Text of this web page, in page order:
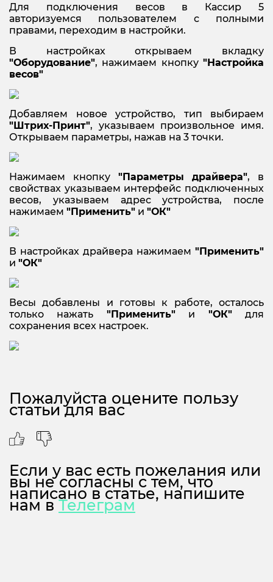
Для подключения весов в Кассир 5
авторизуемся пользователем с полными
правами, переходим в настройки.
В настройках открываем вкладку
"Оборудование", нажимаем кнопку "Настройка
весов"
Добавляем новое устройство, тип выбираем
"Штрих-Принт", указываем произвольное имя.
Открываем параметры, нажав на 3 точки.
Нажимаем кнопку "Параметры драйвера", в
свойствах указываем интерфейс подключенных
весов, указываем адрес устройства, после
нажимаем "Применить" и "ОК"
В настройках драйвера нажимаем "Применить"
и "ОК"
Весы добавлены и готовы к работе, осталось
только нажать "Применить"и "ОК"для
сохранения всех настроек.
Пожалуйста оцените пользу
статьи для вас
Если у вас есть пожелания или
вы не согласны с тем, что
написано в статье, напишите
нам вТелеграм